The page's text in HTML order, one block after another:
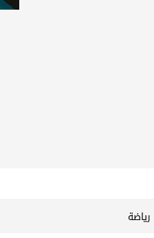
رياضة